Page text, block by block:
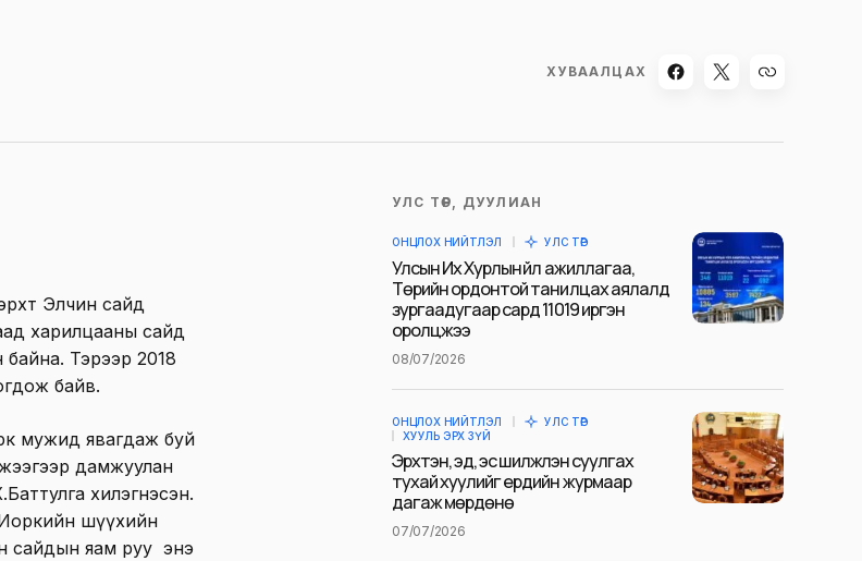
ХУВААЛЦАХ
Элчин сайд
харилцааны сайд
байна. Тэрээр 2018
байв.
мужид явагдаж буй
дамжуулан
хилэгнэсэн.
шүүхийн
сайдын яам руу энэ
УЛС ТӨР, ДУУЛИАН
ОНЦЛОХ НИЙТЛЭЛ УЛС ТӨР
Улсын Их Хурлын үйл ажиллагаа,
Төрийн ордонтой танилцах аялалд
зургаадугаар сард 11019 иргэн
оролцжээ
08/07/2026
ОНЦЛОХ НИЙТЛЭЛ
УЛС ТӨР
ХУУЛЬ ЭРХ ЗҮЙ
Эрхтэн, эд, эс шилжүүлэн суулгах
тухай хуулийг ердийн журмаар
дагаж мөрдөнө
07/07/2026